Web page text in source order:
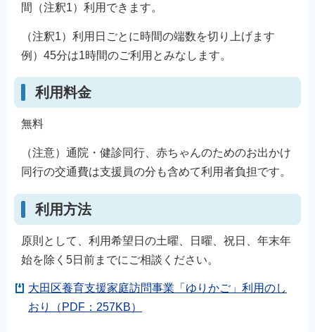
間（注釈1）利用できます。
（注釈1）利用日ごとに時間の端数を切り上げます
例）45分は1時間のご利用とみなします。
利用料金
無料
（注意）通院・健診同行、赤ちゃんのためのお出かけ
同行の交通費は支援員の分も含めて利用者負担です。
利用方法
原則として、利用希望日の土曜、日曜、祝日、年末年
始を除く5日前までにご相談ください。
大田区養育支援家庭訪問事業「ゆりかご」利用のし
おり（PDF：257KB）